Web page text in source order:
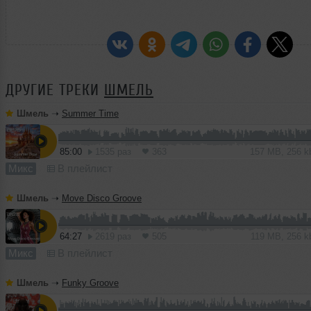
ДРУГИЕ ТРЕКИ ШМЕЛЬ
Шмель ➝ Summer Time
85:00
Микс
Шмель ➝ Move Disco Groove
64:27
Микс
Шмель ➝ Funky Groove